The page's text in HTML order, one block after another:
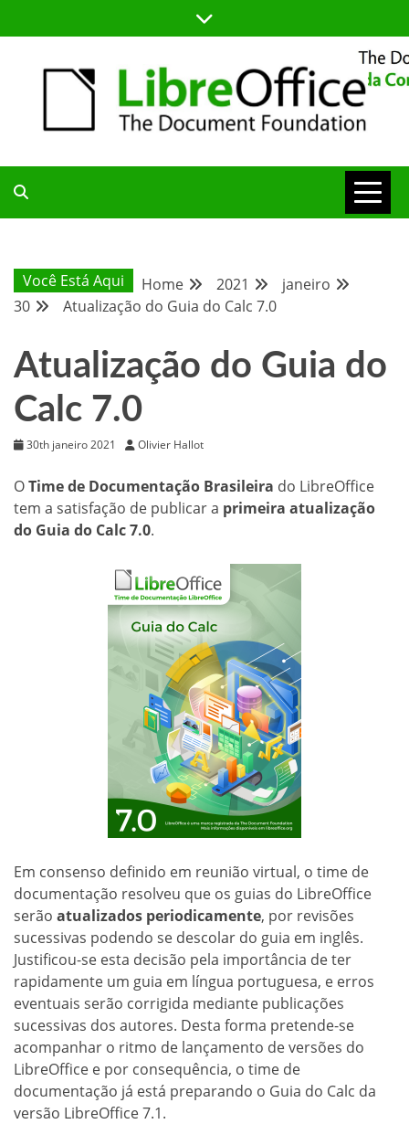
to
BLOG DA
COMUNIDADE
BRASILEIRA
Você Está Aqui Home 2021
janeiro
30
Atualização do Guia do Calc 7.0
Atualização do Guia do
Calc 7.0
30th janeiro 2021 Olivier Hallot
OTime de Documentação Brasileira do LibreOffice
tem a satisfação de publicar a primeira atualização
do Guia do Calc 7.0.
Em consenso definido em reunião virtual, o time de
documentação resolveu que os guias do LibreOffice
serão atualizados periodicamente, por revisões
sucessivas podendo se descolar do guia em inglês.
Justificou-se esta decisão pela importância de ter
rapidamente um guia em língua portuguesa, e erros
eventuais serão corrigida mediante publicações
sucessivas dos autores. Desta forma pretende-se
acompanhar o ritmo de lançamento de versões do
LibreOffice e por consequência, o time de
documentação já está preparando o Guia do Calc da
versão LibreOffice 7.1.